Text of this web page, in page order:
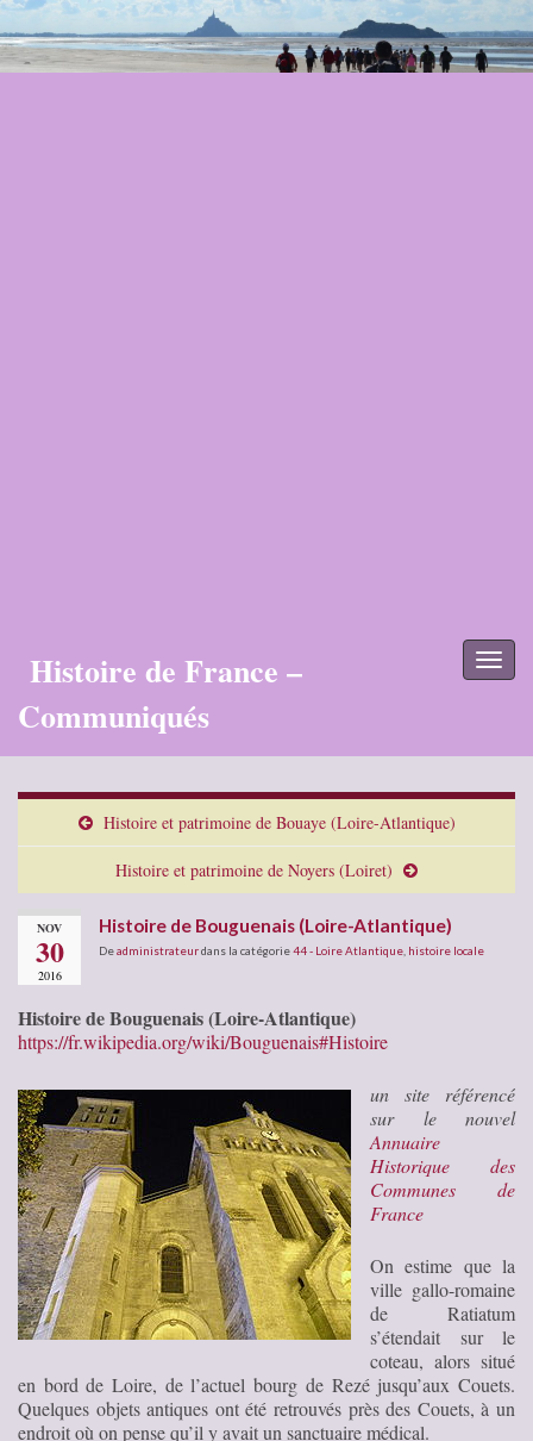
Histoire de France –
Communiqués
Histoire et patrimoine de Bouaye (Loire-Atlantique)
Histoire et patrimoine de Noyers (Loiret)
NOV
30
2016
Histoire de Bouguenais (Loire-Atlantique)
Deadministrateurdans la catégorie44 - Loire Atlantique histoire locale
Histoire de Bouguenais (Loire-Atlantique)
https://fr.wikipedia.org/wiki/Bouguenais#Histoire
un site référencé
sur le nouvel
Annuaire
Historique des
Communes de
France
On estime que la
ville gallo-romaine
de Ratiatum
s’étendait sur le
coteau, alors situé
en bord de Loire, de l’actuel bourg de Rezé jusqu’aux Couets.
Quelques objets antiques ont été retrouvés près des Couets, à un
endroit où on pense qu’il y avait un sanctuaire médical.